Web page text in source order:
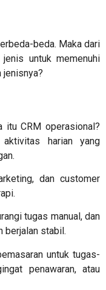
beda. Maka dari
untuk memenuhi
jenisnya?
itu CRM operasional?
harian yang
dan customer
tugas manual, dan
berjalan stabil.
untuk tugas-
penawaran, atau